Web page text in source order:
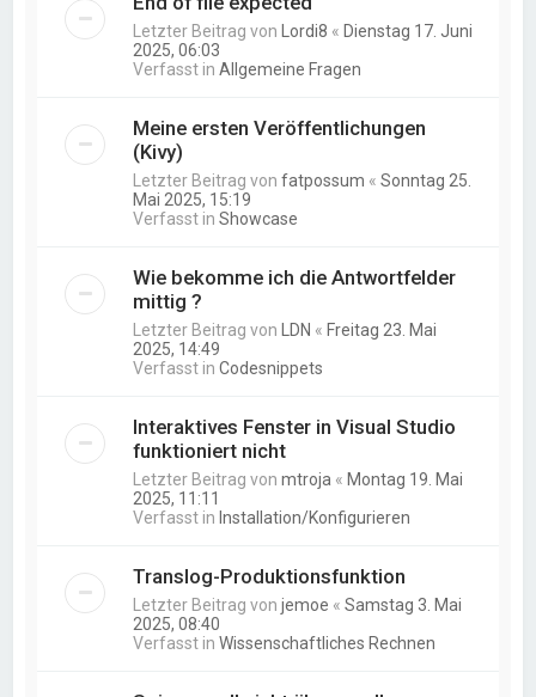
Letzter Beitrag von Lordi8 « Dienstag 17. Juni
2025, 06:03
Verfasst inAllgemeine Fragen
Meine ersten Veröffentlichungen
(Kivy)
Letzter Beitrag vonfatpossum «Sonntag 25.
Mai 2025, 15:19
Verfasst inShowcase
Wie bekomme ich die Antwortfelder
mittig ?
Letzter Beitrag von LDN « Freitag 23. Mai
2025, 14:49
Verfasst inCodesnippets
Interaktives Fenster in Visual Studio
funktioniert nicht
Letzter Beitrag vonmtroja « Montag 19. Mai
2025, 11:11
Verfasst in Installation/Konfigurieren
Translog-Produktionsfunktion
Letzter Beitrag vonjemoe «Samstag 3. Mai
2025, 08:40
Verfasst inWissenschaftliches Rechnen